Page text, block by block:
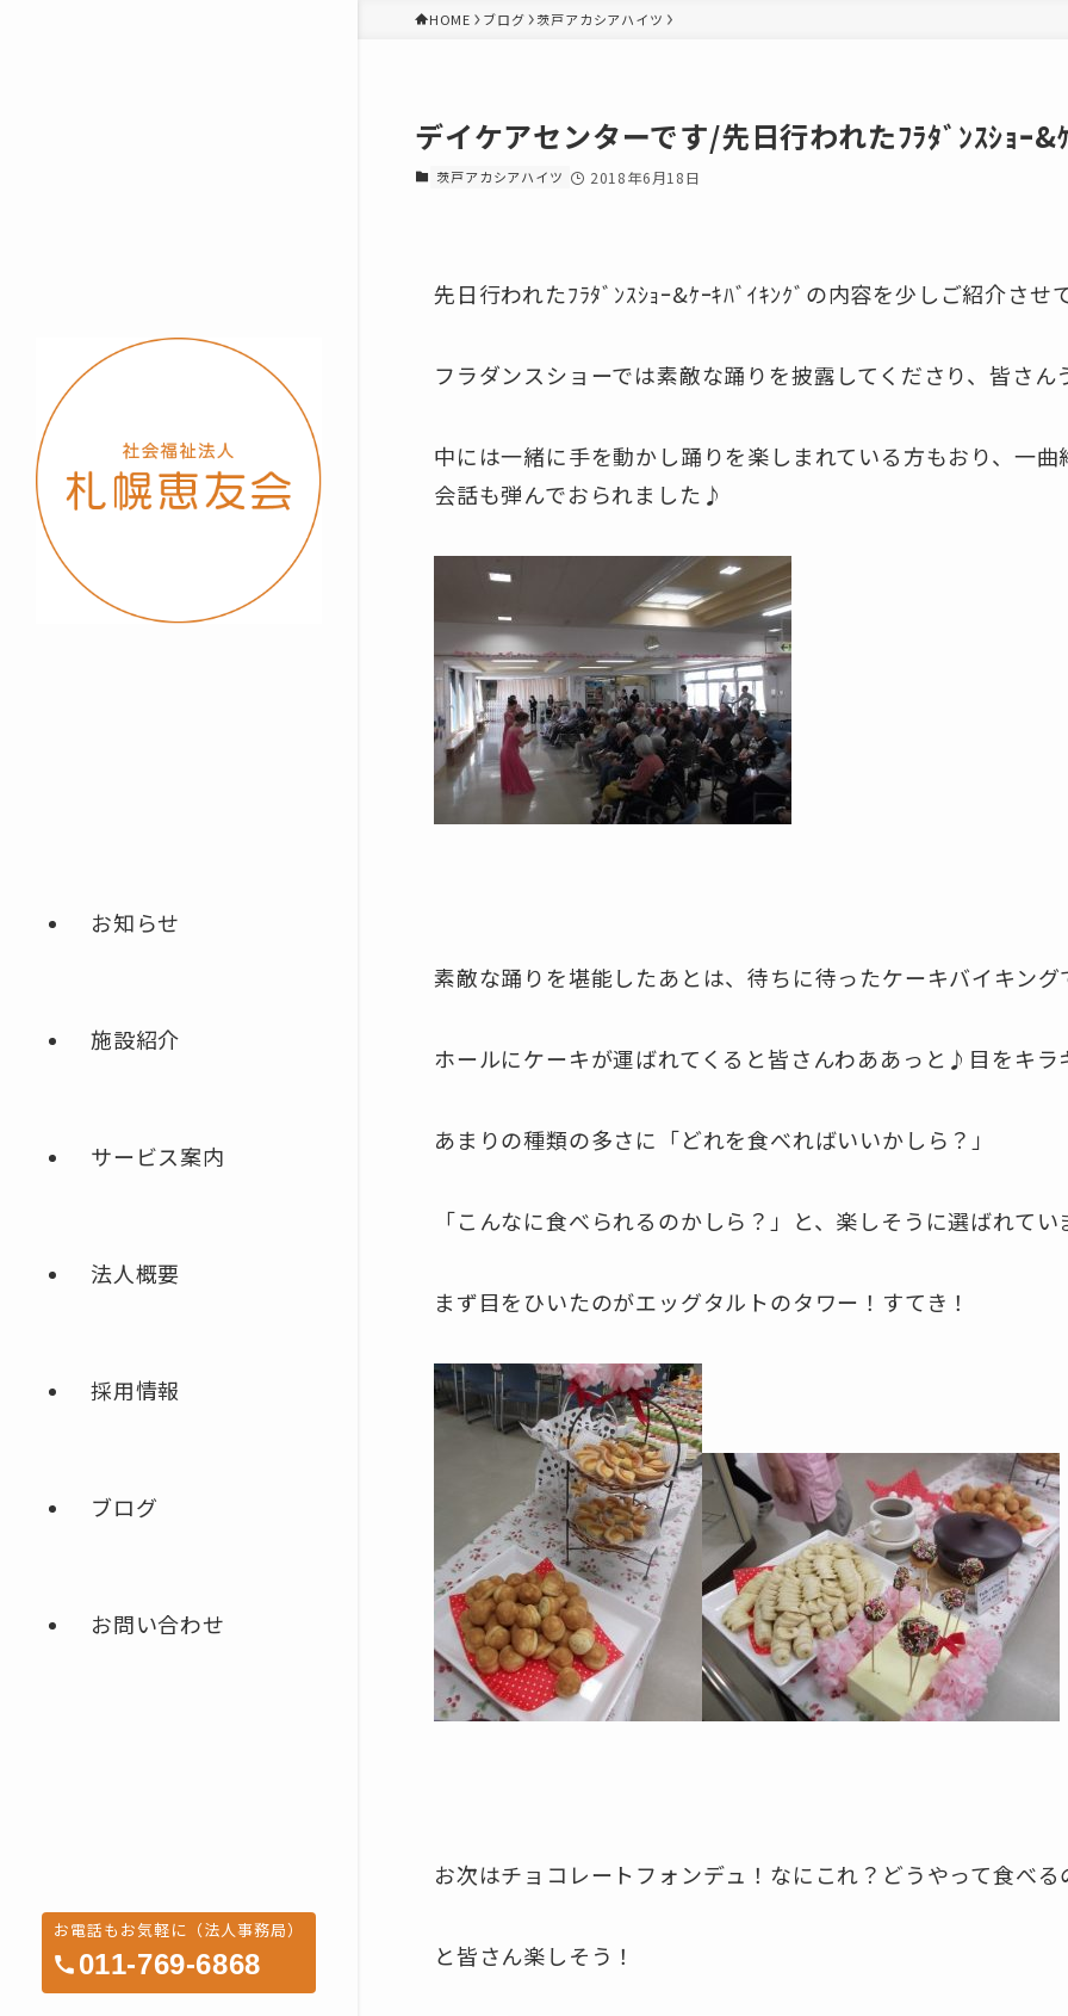
お知らせ
施設紹介
サービス案内
法人概要
採用情報
ブログ
お問い合わせ
お電話もお気軽に（法人事務局）
011-769-6868
HOME ブログ 茨戸アカシアハイツ
デイケアセンターです/先日行われたﾌﾗﾀﾞﾝｽｼｮｰ&
茨戸アカシアハイツ 2018年6月18日
先日行われたﾌﾗﾀﾞﾝｽｼｮｰ&ｹｰｷﾊﾞｲｷﾝｸﾞの内容を少しご紹介さ
フラダンスショーでは素敵な踊りを披露してくださり、皆さ
中には一緒に手を動かし踊りを楽しまれている方もおり、一
会話も弾んでおられました♪
素敵な踊りを堪能したあとは、待ちに待ったケーキバイキング
ホールにケーキが運ばれてくると皆さんわああっと♪目をキ
あまりの種類の多さに「どれを食べればいいかしら？」
「こんなに食べられるのかしら？」と、楽しそうに選ばれてい
まず目をひいたのがエッグタルトのタワー！すてき！
お次はチョコレートフォンデュ！なにこれ？どうやって食べる
と皆さん楽しそう！